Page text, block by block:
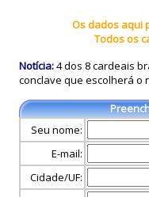
Os dados aqui
Todos os
Notícia:4 dos 8 cardeais
conclave que escolherá o
Seu nome:
E-mail:
Cidade/UF: